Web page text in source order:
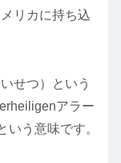
リカに持ち込
せつ）という
アラー
う意味です。